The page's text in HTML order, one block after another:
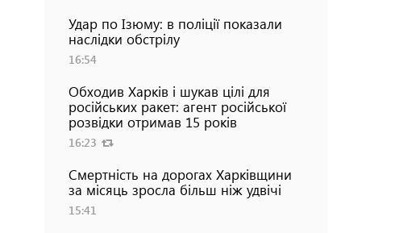
Удар по Ізюму: в поліції показали
наслідки обстрілу
16:54
Обходив Харків і шукав цілі для
російських ракет: агент російської
розвідки отримав 15 років
16:23
Смертність на дорогах Харківщини
за місяць зросла більш ніж удвічі
15:41